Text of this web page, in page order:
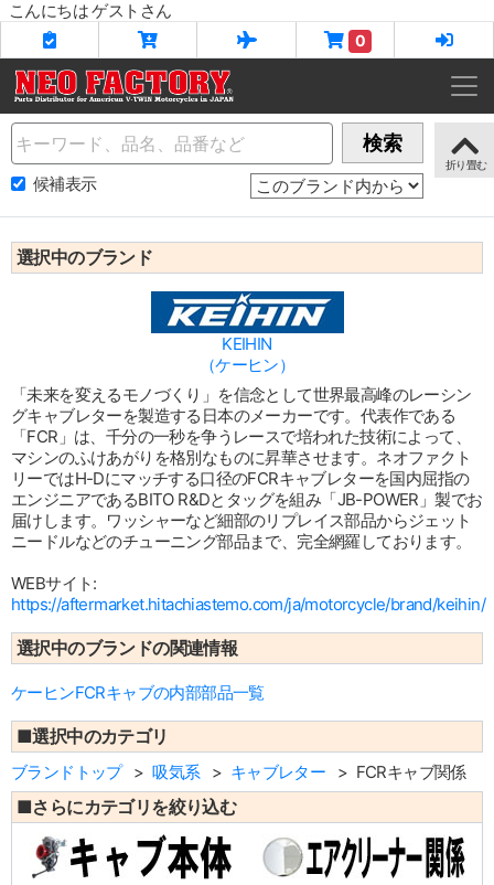
こんにちは ゲストさん
0
Name 検索
候補表示
選択中のブランド
KEIHIN
（ケーヒン）
「未来を変えるモノづくり」を信念として世界最高峰のレーシン
グキャブレターを製造する日本のメーカーです。代表作である
「FCR」は、千分の一秒を争うレースで培われた技術によって、
マシンのふけあがりを格別なものに昇華させます。ネオファクト
リーではH-Dにマッチする口径のFCRキャブレターを国内屈指の
エンジニアであるBITO R&Dとタッグを組み「JB-POWER」製でお
届けします。ワッシャーなど細部のリプレイス部品からジェット
ニードルなどのチューニング部品まで、完全網羅しております。
WEBサイト:
https://aftermarket.hitachiastemo.com/ja/motorcycle/brand/keihin/
選択中のブランドの関連情報
ケーヒンFCRキャブの内部部品一覧
■選択中のカテゴリ
ブランドトップ 吸気系 キャブレター FCRキャブ関係
■さらにカテゴリを絞り込む